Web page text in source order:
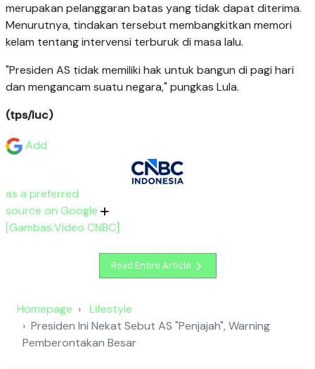
merupakan pelanggaran batas yang tidak dapat diterima.
Menurutnya, tindakan tersebut membangkitkan memori
kelam tentang intervensi terburuk di masa lalu.
"Presiden AS tidak memiliki hak untuk bangun di pagi hari
dan mengancam suatu negara," pungkas Lula.
(tps/luc)
Add
as a preferred
source on Google
[Gambas:Video CNBC]
Read Entire Article
Homepage
Lifestyle
Presiden Ini Nekat Sebut AS "Penjajah", Warning
Pemberontakan Besar